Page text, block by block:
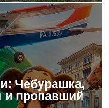
Чебурашка,
и пропавший